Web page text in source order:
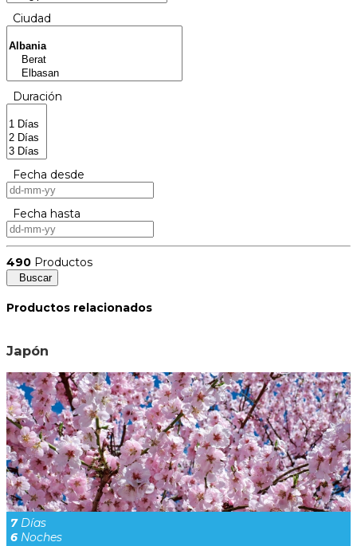
Ciudad
Duración
Fecha desde
Fecha hasta
490 Productos
Buscar
Productos relacionados
Japón
7Días
6 Noches